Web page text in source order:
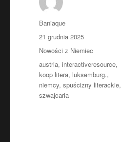
Autor
Baniaque
Data
publikacji
21 grudnia 2025
Kategorie
Nowości z Niemiec
Tagi
austria,interactiveresource,
koop litera, luksemburg.,
niemcy,spuścizny literackie,
szwajcaria